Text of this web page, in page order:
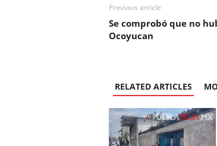
Previous article
Se comprobó que no
Ocoyucan
RELATED ARTICLES